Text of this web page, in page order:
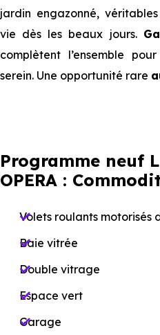
jardin engazonné,
vie dès les beaux jours.
complètent l’ensemble
serein. Une opportunité rare
Programme neuf
OPERA :
Volets roulants motorisés
Baie vitrée
Double vitrage
Espace vert
Garage